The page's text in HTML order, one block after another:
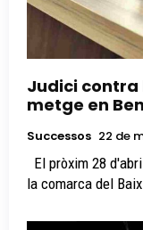
Judici contra
metge en
Successos 22 de
la comarca del